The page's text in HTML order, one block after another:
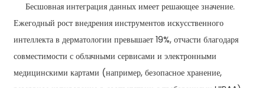
Бесшовная интеграция данных имеет решающее значение.
Ежегодный рост внедрения инструментов искусственного
интеллекта в дерматологии превышает 19%, отчасти благодаря
совместимости с облачными сервисами и электронными
медицинскими картами (например, безопасное хранение,